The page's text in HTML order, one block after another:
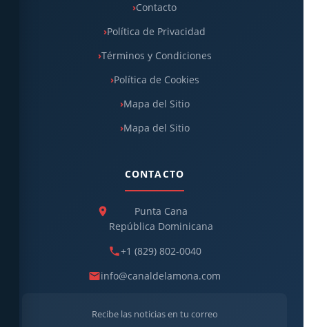
Contacto
Política de Privacidad
Términos y Condiciones
Política de Cookies
Mapa del Sitio
Mapa del Sitio
CONTACTO
Punta Cana
República Dominicana
+1 (829) 802-0040
info@canaldelamona.com
Recibe las noticias en tu correo